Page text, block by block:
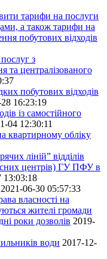
тарифи на послуги
а також тарифи на
побутових відходів
з
та централізованого
побутових відходів
16:23:19
із самостійного
04 12:30:11
квартирному обліку
ліній” відділів
центрів) ГУ ПФУ в
13:03:18
2021-06-30 05:57:33
власності на
жителі громади
роки дозволів 2019-
води 2017-12-